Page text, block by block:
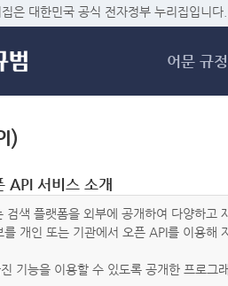
메
은 대한민국 공식 전자정부 누리집입니다.
어문 규정
API 서비스 소개
검색 플랫폼을 외부에 공개하여 다양하
개인 또는 기관에서 오픈 API를 이용해
기능을 이용할 수 있도록 공개한 프로그